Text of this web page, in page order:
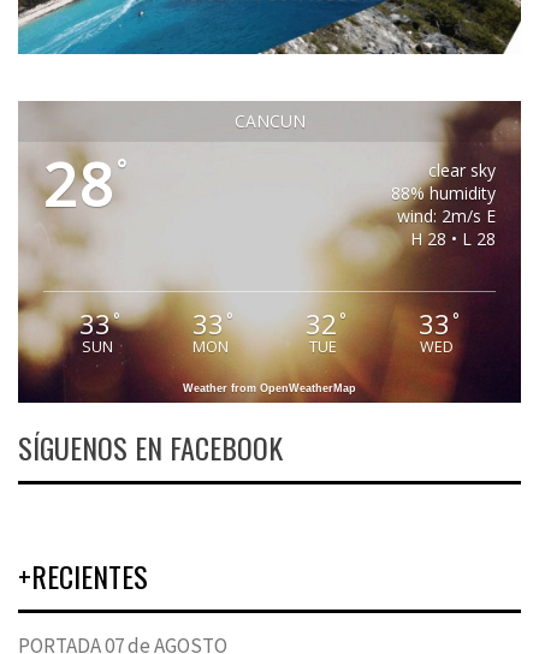
CANCUN
28°
clear sky
88% humidity
wind: 2m/s E
H 28 • L 28
33°
SUN
33°
MON
32°
TUE
33°
WED
Weather from OpenWeatherMap
SÍGUENOS EN FACEBOOK
+RECIENTES
PORTADA 07 de AGOSTO